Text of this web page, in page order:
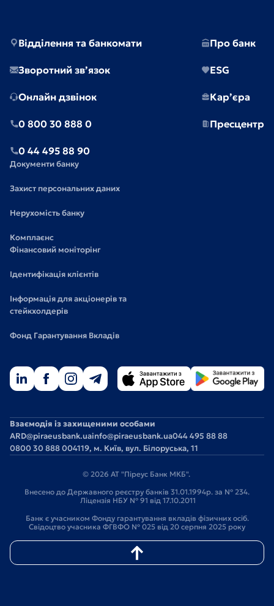
Відділення та банкомати
Зворотний зв’язок
Онлайн дзвінок
0 800 30 888 0
0 44 495 88 90
Про банк
ESG
Кар’єра
Пресцентр
Документи банку
Захист персональних даних
Нерухомість банку
Комплаєнс
Фінансовий моніторінг
Ідентифікація клієнтів
Інформація для акціонерів та
стейкхолдерів
Фонд Гарантування Вкладів
Взаємодія із захищеними особами
ARD@piraeusbank.uainfo@piraeusbank.ua044 495 88 88
0800 30 888 004119, м. Київ, вул. Білоруська, 11
© 2026 АТ "Піреус Банк МКБ".
Внесено до Державного реєстру банків 31.01.1994р. за № 234.
Ліцензія НБУ № 91 від 17.10.2011
Банк є учасником Фонду гарантування вкладів фізичних осіб.
Свідоцтво учасника ФГВФО № 025 від 20 серпня 2025 року